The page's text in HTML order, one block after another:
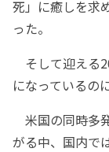
死」に癒しを求
った。
そして迎える
になっているの
米国の同時多
がる中、国内で